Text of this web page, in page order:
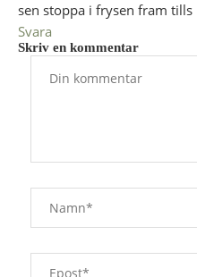
sen stoppa i frysen fram tills
Svara
Skriv en kommentar